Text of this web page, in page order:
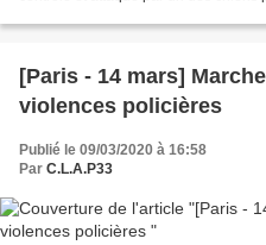
[Paris - 14 mars]
violences policières
Publié le 09/03/2020 à 16:58
Par C.L.A.P33